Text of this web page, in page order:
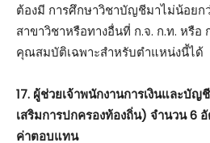
ต้องมี การศึกษาวิชาบัญชีมาไม่น้อยก
สาขาวิชาหรือทางอื่นที่ ก.จ. ก.ท. หรือ
คุณสมบัติเฉพาะสำหรับตำแหน่งนี้ได้
17. ผู้ช่วยเจ้าพนักงานการเงินและบั
เสริมการปกครองท้องถิ่น) จำนวน 6
ค่าตอบแทน